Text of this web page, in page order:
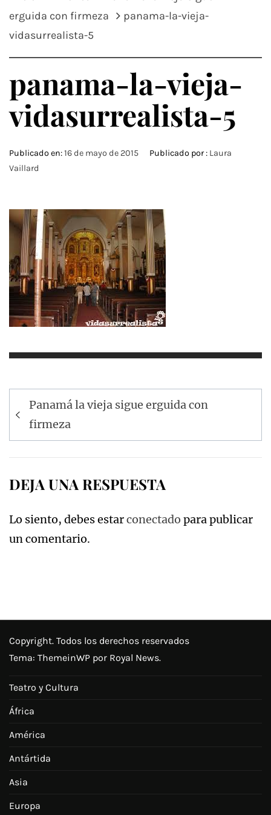
erguida con firmeza
panama-la-vieja-
vidasurrealista-5
panama-la-vieja-
vidasurrealista-5
Publicado en:16 de mayo de 2015 Publicado por : Laura
Vaillard
Navegación
de
entradas
Panamá la vieja sigue erguida con
firmeza
DEJA UNA RESPUESTA
Lo siento, debes estarconectado para publicar
un comentario.
Copyright. Todos los derechos reservados
Tema: ThemeinWP por Royal News.
Teatro y Cultura
África
América
Antártida
Asia
Europa